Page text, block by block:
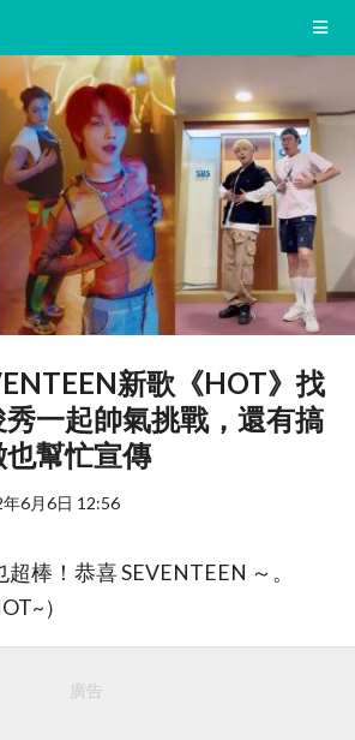
新歌《HOT》找
一起帥氣挑戰，還有搞
幫忙宣傳
年6月6日 12:56
棒！恭喜 SEVENTEEN ～。
）
廣告